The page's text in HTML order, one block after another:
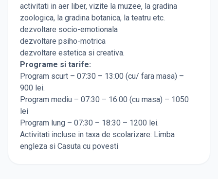
activitati in aer liber, vizite la muzee, la gradina
zoologica, la gradina botanica, la teatru etc.
dezvoltare socio-emotionala
dezvoltare psiho-motrica
dezvoltare estetica si creativa.
Programe si tarife:
Program scurt – 07:30 – 13:00 (cu/ fara masa) –
900 lei.
Program mediu – 07:30 – 16:00 (cu masa) – 1050
lei
Program lung – 07:30 – 18:30 – 1200 lei.
Activitati incluse in taxa de scolarizare: Limba
engleza si Casuta cu povesti